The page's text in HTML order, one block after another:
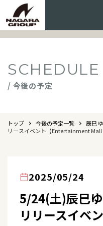
SCHEDULE
/ 今後の予定
トップ 今後の予定一覧 辰巳
リースイベント【Entertainment Mall
2025/05/24
5/24(土)辰巳ゆ
リリースイベ